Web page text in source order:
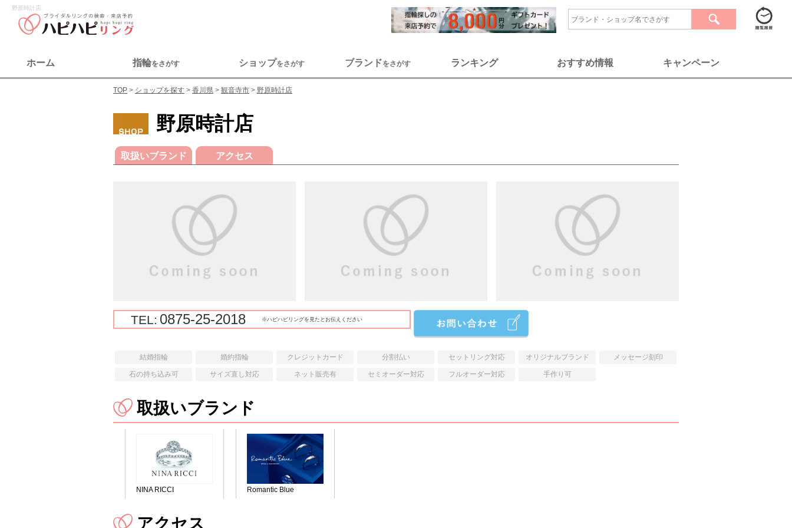
野原時計店
ホーム 指輪をさがす ショップをさがす ブランドをさがす ランキング おすすめ情報 キャンペーン
TOP ショップを探す 香川県 観音寺市 野原時計店
野原時計店
取扱いブランド アクセス
TEL: 0875-25-2018 ※ハピハピリングを見たとお伝えください
結婚指輪 婚約指輪 クレジットカード 分割払い セットリング対応 オリジナルブランド メッセージ刻印
石の持ち込み可 サイズ直し対応 ネット販売有 セミオーダー対応 フルオーダー対応 手作り可
取扱いブランド
NINA RICCI Romantic Blue
アクセス